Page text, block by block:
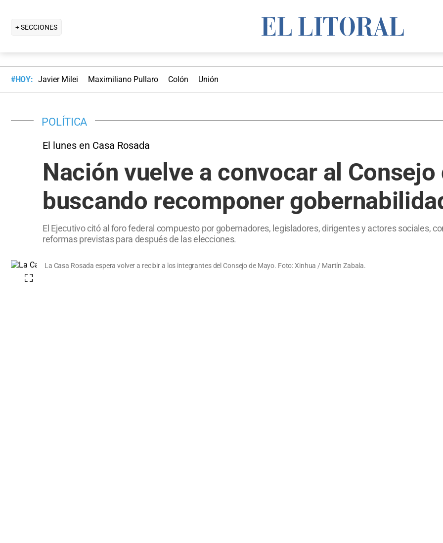
+ SECCIONES
#HOY: Javier Milei Maximiliano Pullaro Colón Unión
POLÍTICA
El lunes en Casa Rosada
Nación vuelve a convocar al Consejo
buscando recomponer
El Ejecutivo citó al foro federal compuesto por gobernadores, legisladores, dirigentes y actores sociales,
reformas previstas para después de las elecciones.
La Casa Rosada espera volver a recibir a los integrantes del Consejo de Mayo. Foto: Xinhua / Martín Zabala.